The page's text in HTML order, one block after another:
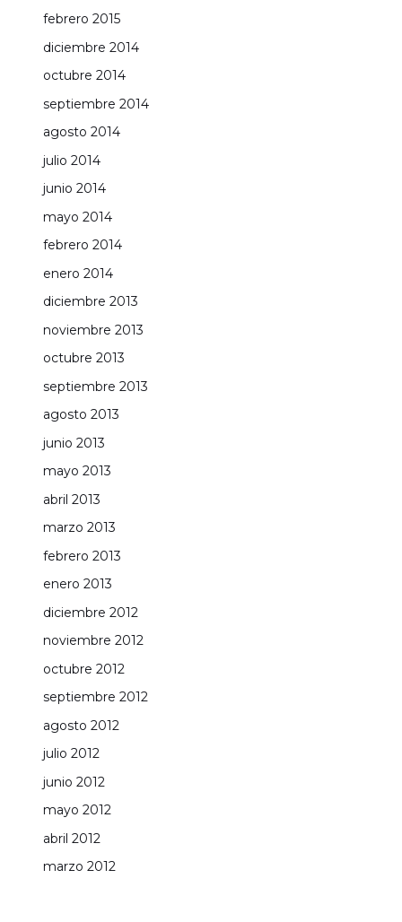
febrero 2015
diciembre 2014
octubre 2014
septiembre 2014
agosto 2014
julio 2014
junio 2014
mayo 2014
febrero 2014
enero 2014
diciembre 2013
noviembre 2013
octubre 2013
septiembre 2013
agosto 2013
junio 2013
mayo 2013
abril 2013
marzo 2013
febrero 2013
enero 2013
diciembre 2012
noviembre 2012
octubre 2012
septiembre 2012
agosto 2012
julio 2012
junio 2012
mayo 2012
abril 2012
marzo 2012